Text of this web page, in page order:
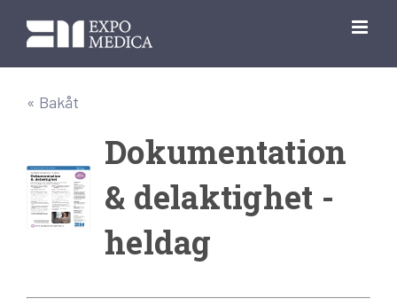
innehållet
« Bakåt
Dokumentation
& delaktighet -
heldag